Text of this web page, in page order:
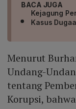
BACA JUGA
Kejagung
Kasus
Menurut
Undang-
tentang
Korupsi,